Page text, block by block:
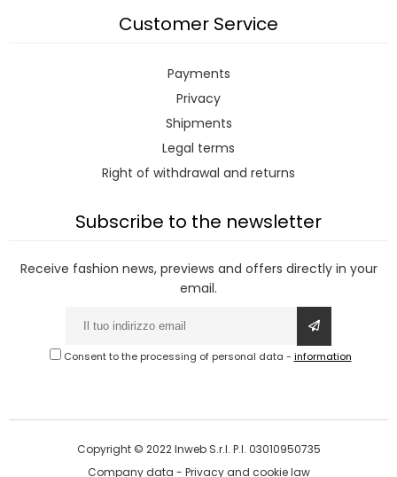
Customer Service
Payments
Privacy
Shipments
Legal terms
Right of withdrawal and returns
Subscribe to the newsletter
Receive fashion news, previews and offers directly in your
email.
Consent to the processing of personal data - information
Copyright © 2022 Inweb S.r.l. P.I. 03010950735
Company data - Privacy and cookie law